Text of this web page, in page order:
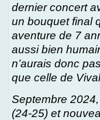
dernier concert
un bouquet final
aventure de 7
aussi bien
n’aurais donc
que celle de
Septembre 2024,
(24-25) et